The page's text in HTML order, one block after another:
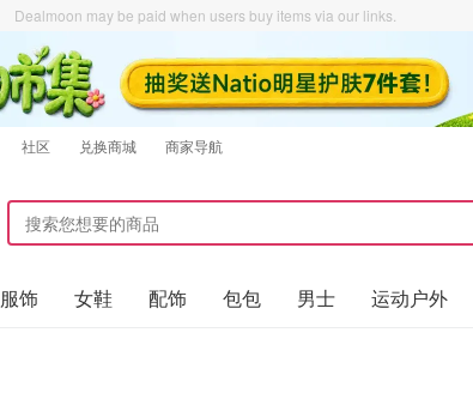
Dealmoon may be paid when users buy items via our links.
社区 兑换商城 商家导航
服饰 女鞋 配饰 包包 男士 运动户外